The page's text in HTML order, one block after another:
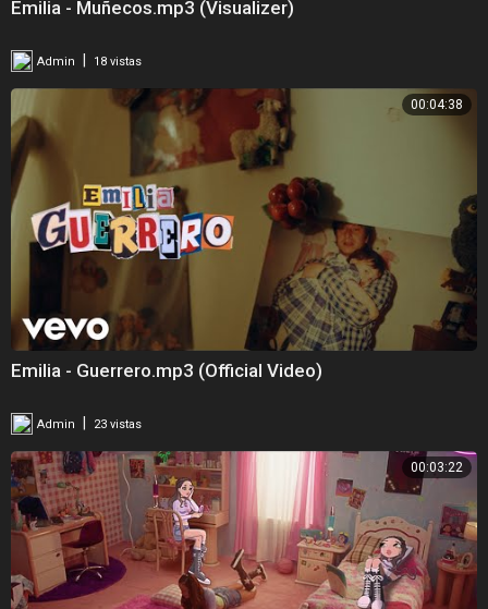
Emilia - Muñecos.mp3 (Visualizer)
Admin 18 vistas
00:04:38
Emilia - Guerrero.mp3 (Official Video)
Admin | 23 vistas
00:03:22